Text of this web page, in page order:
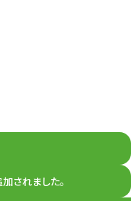
されました。